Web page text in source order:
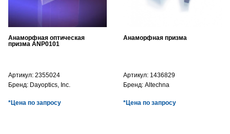
Анаморфная оптическая
призма ANP0101
Артикул: 2355024
Бренд: Dayoptics, Inc.
*Цена по запросу
Анаморфная призма
Артикул: 1436829
Бренд: Altechna
*Цена по запросу